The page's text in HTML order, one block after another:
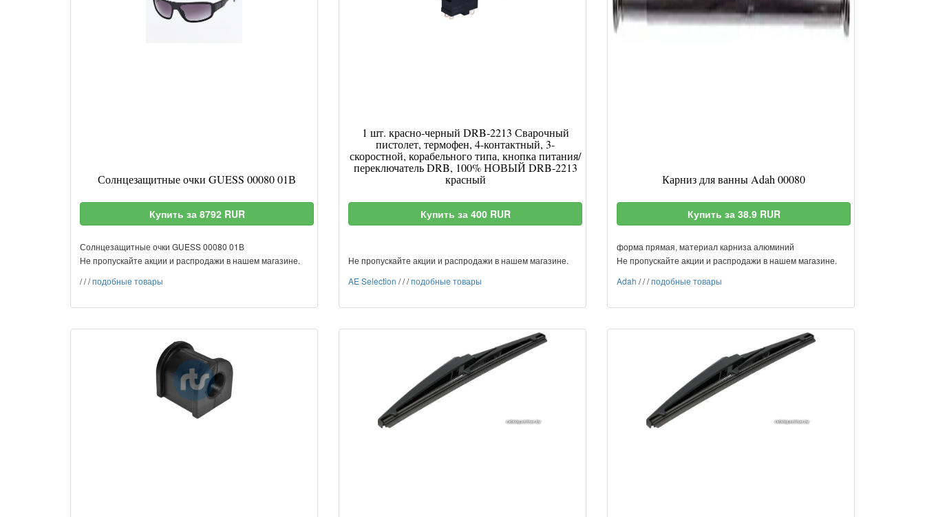
Солнцезащитные очки GUESS 00080 01В
Купить за 8792 RUR
Солнцезащитные очки GUESS 00080 01В
Не пропускайте акции и распродажи в нашем магазине.
///подобные товары
1 шт. красно-черный DRB-2213 Сварочный
пистолет, термофен, 4-контактный, 3-
скоростной, корабельного типа, кнопка питания/
переключатель DRB, 100% НОВЫЙ DRB-2213
красный
Купить за 400 RUR
Не пропускайте акции и распродажи в нашем магазине.
AE Selection ///подобные товары
Карниз для ванны Adah 00080
Купить за 38.9 RUR
форма прямая, материал карниза алюминий
Не пропускайте акции и распродажи в нашем магазине.
Adah ///подобные товары